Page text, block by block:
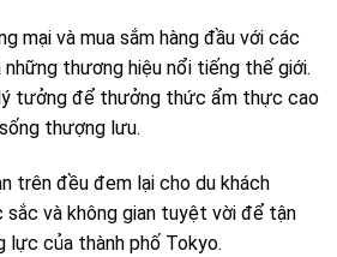
mại và mua sắm hàng đầu với các
thương hiệu nổi tiếng thế giới.
tưởng để thưởng thức ẩm thực cao
thượng lưu.
trên đều đem lại cho du khách
sắc và không gian tuyệt vời để tận
lực của thành phố Tokyo.